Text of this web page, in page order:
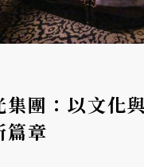
集團：以文化
篇章